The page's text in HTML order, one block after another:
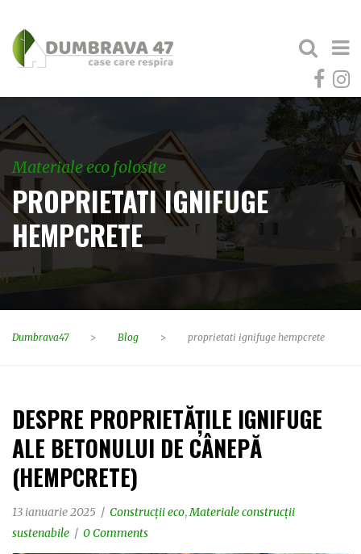
Materiale eco folosite
PROPRIETATI IGNIFUGE
HEMPCRETE
Dumbrava47 > Blog > proprietati ignifuge hempcrete
DESPRE PROPRIETĂȚILE IGNIFUGE
ALE BETONULUI DE CÂNEPĂ
(HEMPCRETE)
13 ianuarie 2025 Construcții eco,Materiale construcții
sustenabile
0 Comments